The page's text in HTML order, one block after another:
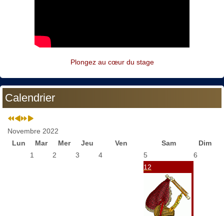
Plongez au cœur du stage
Calendrier
Novembre 2022
Lun
Mar Mer Jeu Ven Sam
Dim
1
2 3 4 5 6
12